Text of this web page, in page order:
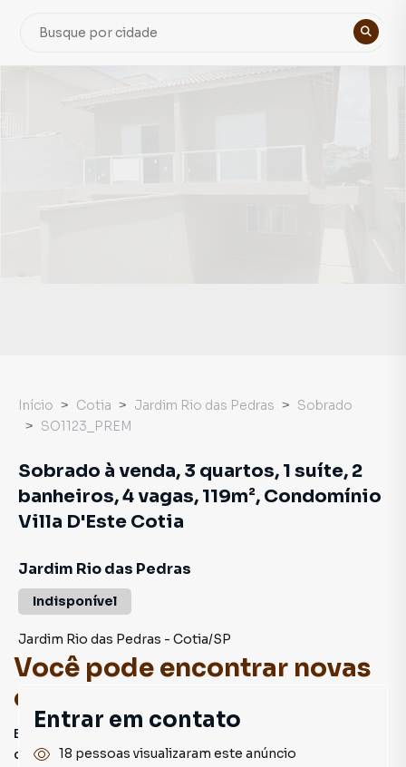
Você pode encontrar novas
oportunidades!
Este imóvel não está mais disponível, mas você pode
conferir outros em nosso site ou deixar seu contato para
Início Cotia Jardim Rio das Pedras
Sobrado
SO1123_PREM
Sobrado à venda, 3 quartos, 1 suíte, 2
banheiros, 4 vagas, 119m², Condomínio
Villa D'Este Cotia
Jardim Rio das Pedras
Indisponível
Jardim Rio das Pedras - Cotia/SP
Entrar em contato
18 pessoas visualizaram este anúncio